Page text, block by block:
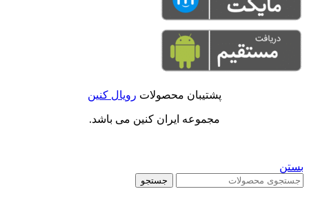
پشتیبان محصولات رویال کنین
مجموعه ایران کنین می باشد.
بستن
جستجو